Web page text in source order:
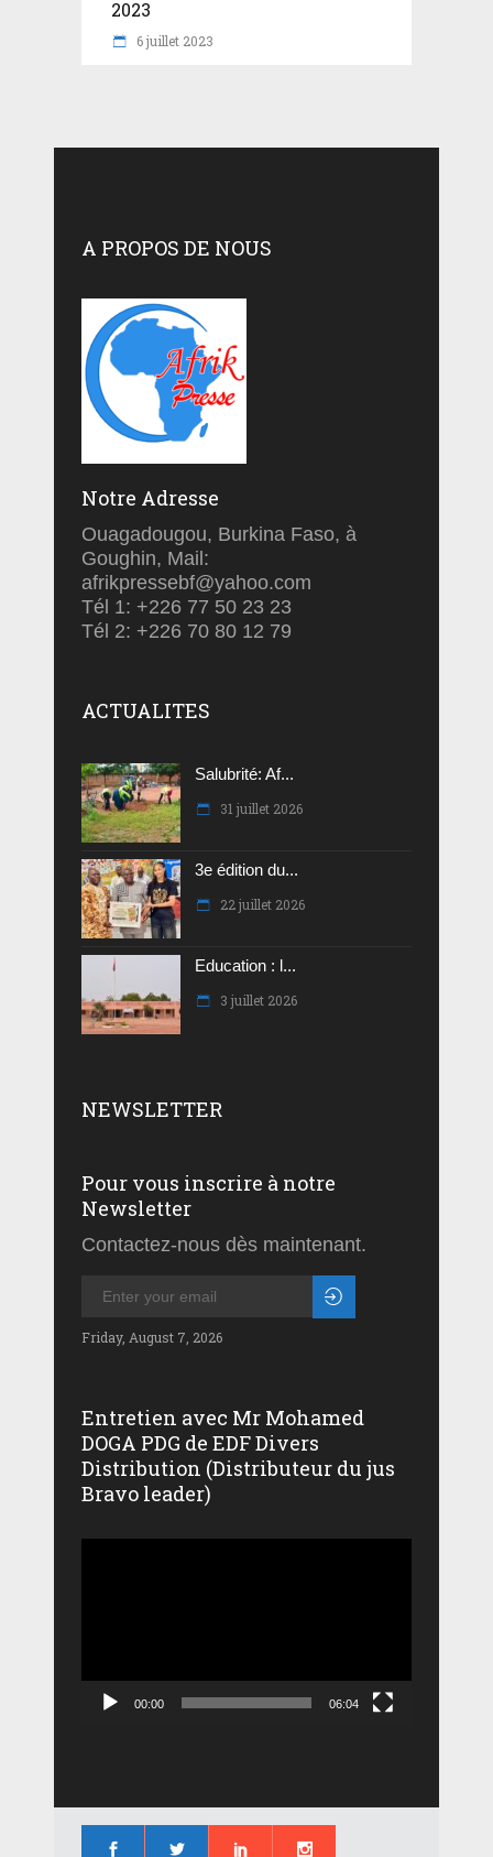
2023
6 juillet 2023
A PROPOS DE NOUS
Notre Adresse
Ouagadougou, Burkina Faso, à
Goughin, Mail:
afrikpressebf@yahoo.com
Tél 1: +226 77 50 23 23
Tél 2: +226 70 80 12 79
ACTUALITES
Salubrité: Af...
31 juillet 2026
3e édition du...
22 juillet 2026
Education : l...
3 juillet 2026
NEWSLETTER
Pour vous inscrire à notre
Newsletter
Contactez-nous dès maintenant.
Friday, August 7, 2026
Entretien avec Mr Mohamed
DOGA PDG de EDF Divers
Distribution (Distributeur du jus
Bravo leader)
00:00 06:04